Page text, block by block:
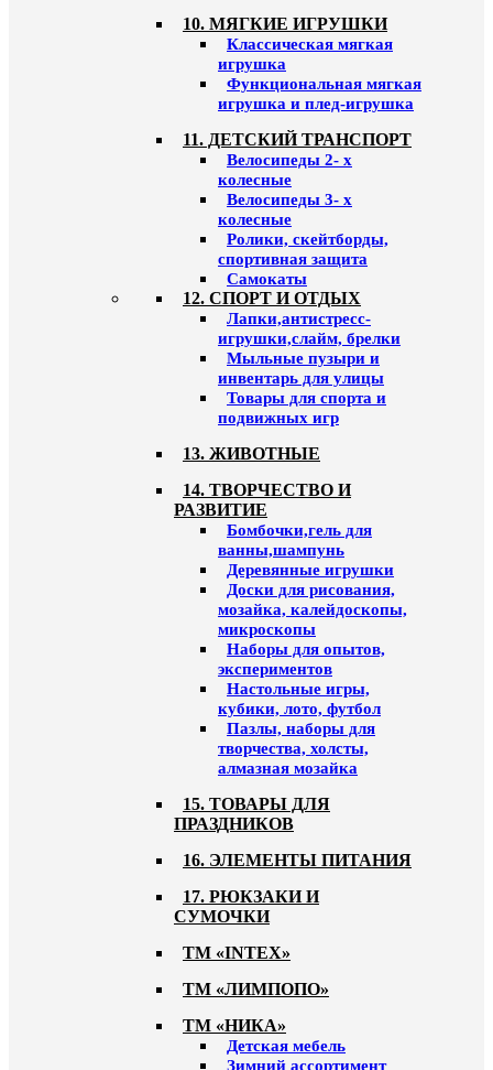
10. МЯГКИЕ ИГРУШКИ
Классическая мягкая
игрушка
Функциональная мягкая
игрушка и плед-игрушка
11. ДЕТСКИЙ ТРАНСПОРТ
Велосипеды 2- х
колесные
Велосипеды 3- х
колесные
Ролики, скейтборды,
спортивная защита
Самокаты
12. СПОРТ И ОТДЫХ
Лапки,антистресс-
игрушки,слайм, брелки
Мыльные пузыри и
инвентарь для улицы
Товары для спорта и
подвижных игр
13. ЖИВОТНЫЕ
14. ТВОРЧЕСТВО И
РАЗВИТИЕ
Бомбочки,гель для
ванны,шампунь
Деревянные игрушки
Доски для рисования,
мозайка, калейдоскопы,
микроскопы
Наборы для опытов,
экспериментов
Настольные игры,
кубики, лото, футбол
Пазлы, наборы для
творчества, холсты,
алмазная мозайка
15. ТОВАРЫ ДЛЯ
ПРАЗДНИКОВ
16. ЭЛЕМЕНТЫ ПИТАНИЯ
17. РЮКЗАКИ И
СУМОЧКИ
ТМ «INTEX»
ТМ «ЛИМПОПО»
ТМ «НИКА»
Детская мебель
Зимний ассортимент